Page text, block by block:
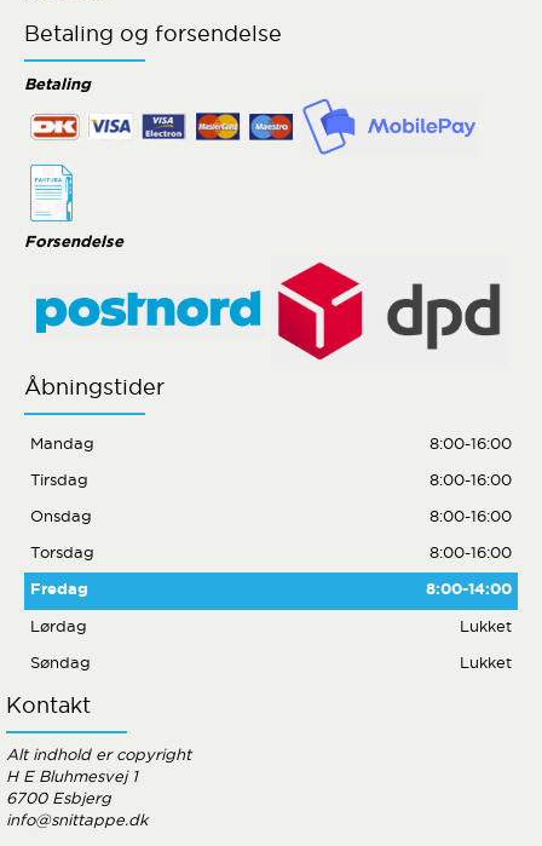
Betaling og forsendelse
Betaling
Forsendelse
Åbningstider
Mandag 8:00-16:00
Tirsdag 8:00-16:00
Onsdag 8:00-16:00
Torsdag 8:00-16:00
Fredag 8:00-14:00
Lørdag Lukket
Søndag Lukket
Kontakt
Alt indhold er copyright
H E Bluhmesvej 1
6700 Esbjerg
info@snittappe.dk